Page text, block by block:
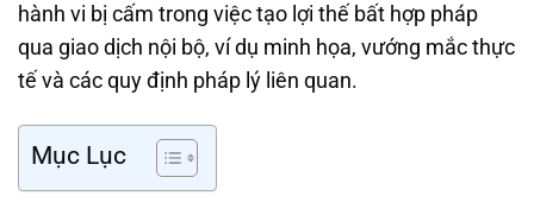
hành vi bị cấm trong việc tạo lợi thế bất hợp pháp
qua giao dịch nội bộ, ví dụ minh họa, vướng mắc thực
tế và các quy định pháp lý liên quan.
Mục Lục